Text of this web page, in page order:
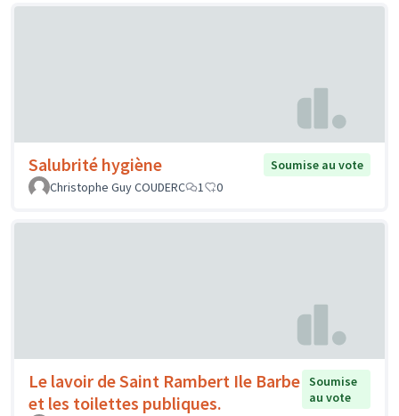
Salubrité hygiène
Soumise au vote
Christophe Guy COUDERC
1 0
Le lavoir de Saint Rambert Ile Barbe
et les toilettes publiques.
Soumise
au vote